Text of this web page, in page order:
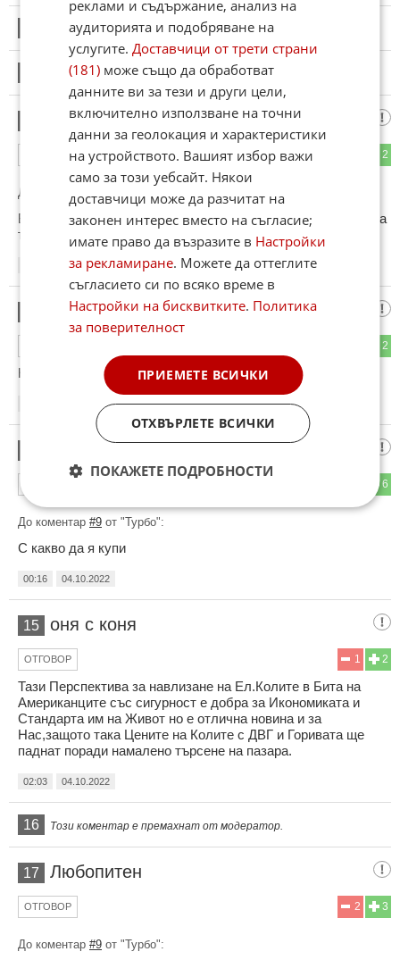
Този коментар е премахнат от модератор.
Този коментар е премахнат от модератор.
Хайл
2
ОТГОВОР
До коментар
В практикер има с много хубави дръжки...може да е шарена
тесла
03.10.2022
Всички знаят
2
Няма начин, колкото и да ги рекламират!
03.10.2022
6
До коментар #9 от "Турбо":
С какво да я купи
00:16 04.10.2022
15 оня с коня
2
1
ОТГОВОР
Тази Перспектива за навлизане на Ел.Колите в Бита на
Американците със сигурност е добра за Икономиката и
Стандарта им на Живот но е отлична новина и за
Нас,защото така Цените на Колите с ДВГ и Горивата ще
паднат поради намалено търсене на пазара.
02:03 04.10.2022
16 Този коментар е премахнат от модератор.
17 Любопитен
3
2
ОТГОВОР
До коментар #9 от "Турбо":
реклами и съдържание, анализ на
аудиторията и подобряване на
услугите.Доставчици от трети страни
(181) може също да обработват
данните ви за тези и други цели,
включително използване на точни
данни за геолокация и характеристики
на устройството. Вашият избор важи
само за този уебсайт. Някои
доставчици може да разчитат на
законен интерес вместо на съгласие;
имате право да възразите в Настройки
за рекламиране. Можете да оттеглите
съгласието си по всяко време в
Настройки на бисквитките. Политика
за поверителност
ПРИЕМЕТЕ ВСИЧКИ
ОТХВЪРЛЕТЕ ВСИЧКИ
ПОКАЖЕТЕ ПОДРОБНОСТИ